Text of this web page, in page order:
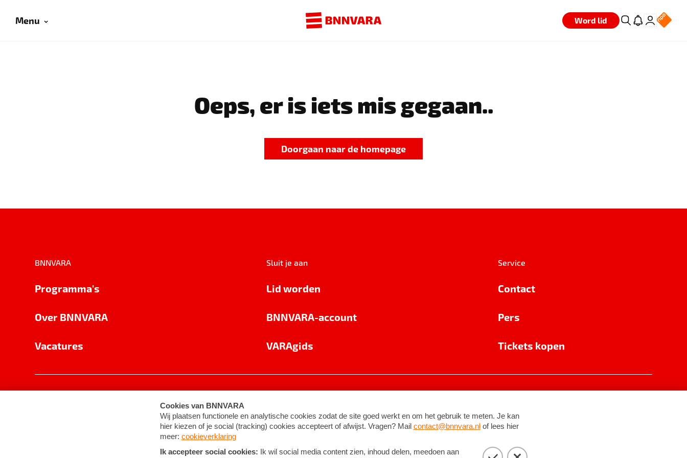
Menu Word lid
Oeps, er is iets mis gegaan..
Doorgaan naar de homepage
BNNVARA
Programma's
Over BNNVARA
Vacatures
Sluit je aan
Lid worden
BNNVARA-account
VARAgids
Service
Contact
Pers
Tickets kopen
Cookie-instellingen Algemene voorwaarden ©2026BNNVARA